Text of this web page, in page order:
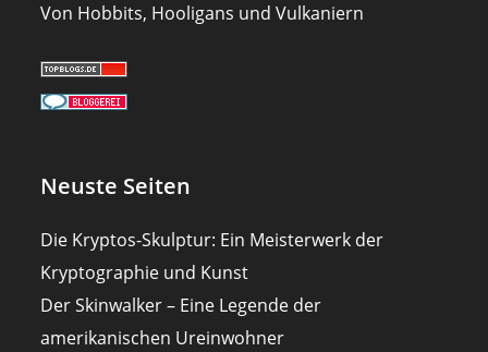
Von Hobbits, Hooligans und Vulkaniern
Neuste Seiten
Die Kryptos-Skulptur: Ein Meisterwerk der
Kryptographie und Kunst
Der Skinwalker – Eine Legende der
amerikanischen Ureinwohner